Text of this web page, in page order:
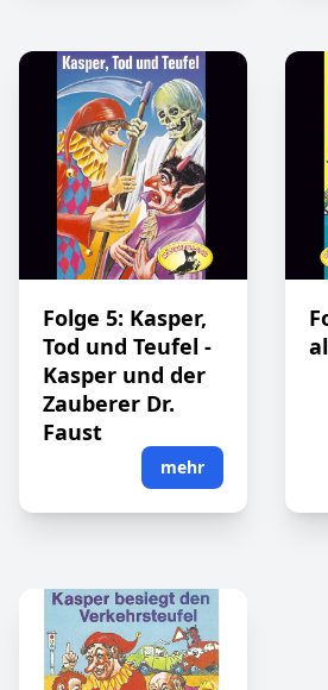
Folge 5: Kasper,
Tod und Teufel -
Kasper und der
Zauberer Dr.
Faust
mehr